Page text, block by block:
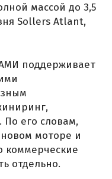
массой до 3,5
Sollers Atlant,
поддерживает
его словам,
моторе и
коммерческие
отдельно.